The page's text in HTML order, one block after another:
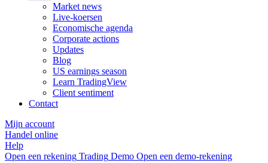
Market news
Live-koersen
Economische agenda
Corporate actions
Updates
Blog
US earnings season
Learn TradingView
Client sentiment
Contact
Mijn account
Handel online
Help
Open een rekening Trading Demo Open een demo-rekening